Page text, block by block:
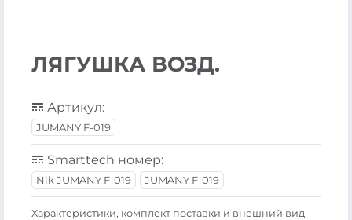
ЛЯГУШКА ВОЗД.
Артикул:
JUMANY F-019
Smarttech номер:
Nik JUMANY F-019 JUMANY F-019
Xарактеристики, комплект поставки и внешний вид